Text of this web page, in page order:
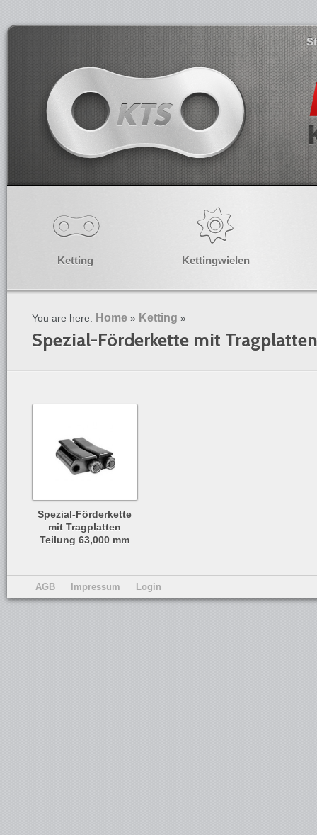
Ketting Kettingwielen
You are here: Home » Ketting »
Spezial-Förderkette mit Tragplatten
Spezial-Förderkette
mit Tragplatten
Teilung 63,000 mm
AGB Impressum Login